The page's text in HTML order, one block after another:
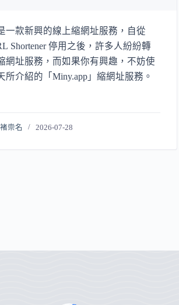
一款新興的線上縮網址服務，自從
Shortener 停用之後，許多人紛紛轉
網址服務，而如果你有興趣，不妨使
所介紹的「Miny.app」縮網址服務。
崇名 2026-07-28